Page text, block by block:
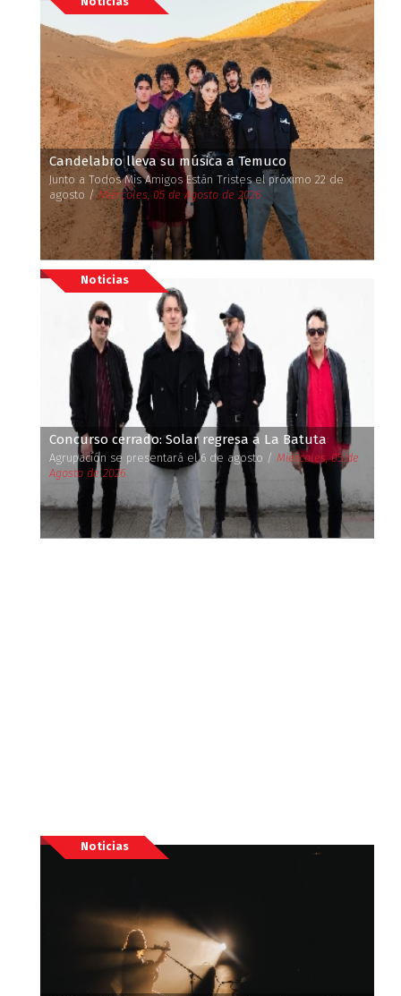
Candelabro lleva su música a Temuco
Junto a Todos Mis Amigos Están Tristes el próximo 22 de
agosto /Miércoles, 05 de Agosto de 2026
Noticias
Concurso cerrado: Solar regresa a La Batuta
Agrupación se presentará el 6 de agosto / Miércoles, 05 de
Agosto de 2026
Noticias